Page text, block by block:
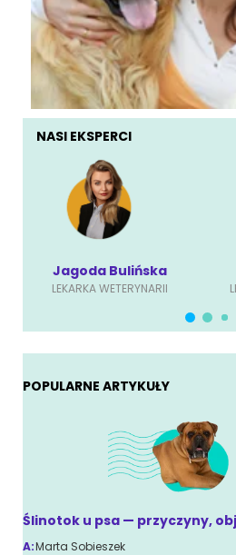
NASI EKSPERCI
Jagoda Bulińska
LEKARKA WETERYNARII
POPULARNE ARTYKUŁY
Ślinotok u psa — przyczyny,
A:Marta Sobieszek